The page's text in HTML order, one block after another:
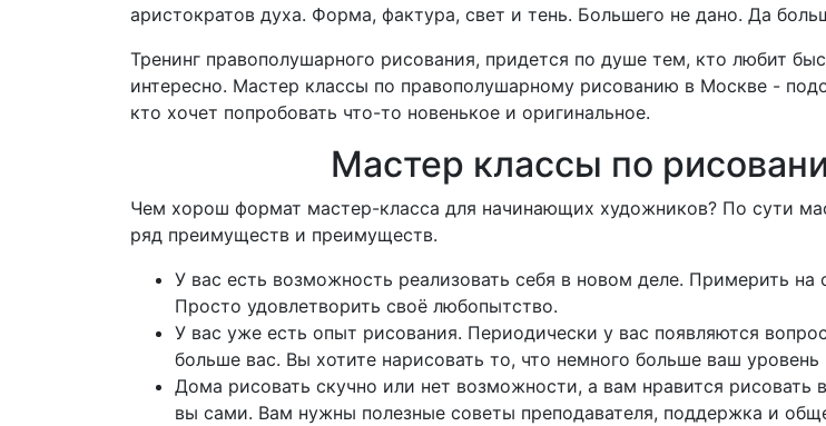
аристократов духа. Форма, фактура, свет и тень. Большего не дано. Да
Тренинг правополушарного рисования, придется по душе тем, кто любит
интересно. Мастер классы по правополушарному рисованию в Москве -
кто хочет попробовать что-то новенькое и оригинальное.
Мастер классы по
Чем хорош формат мастер-класса для начинающих художников? По сути
ряд преимуществ и преимуществ.
У вас есть возможность реализовать себя в новом деле. Примерить на
Просто удовлетворить своё любопытство.
У вас уже есть опыт рисования. Периодически у вас появляются
больше вас. Вы хотите нарисовать то, что немного больше ваш
Дома рисовать скучно или нет возможности, а вам нравится
вы сами. Вам нужны полезные советы преподавателя, поддержка и